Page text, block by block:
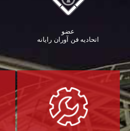
عضو
اتحادیه فن آوران رایانه